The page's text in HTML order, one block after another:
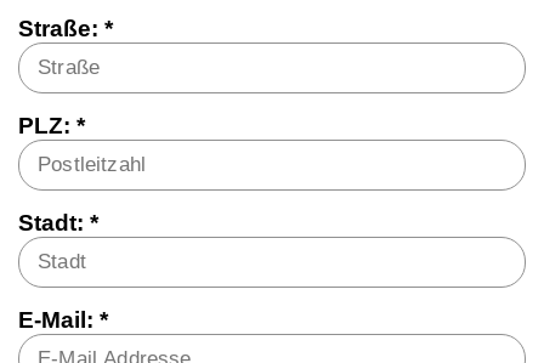
Straße: *
PLZ: *
Stadt: *
E-Mail: *